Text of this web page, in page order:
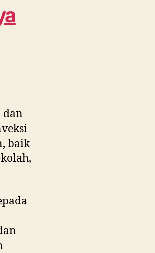
Ceger
WA
dan
baik